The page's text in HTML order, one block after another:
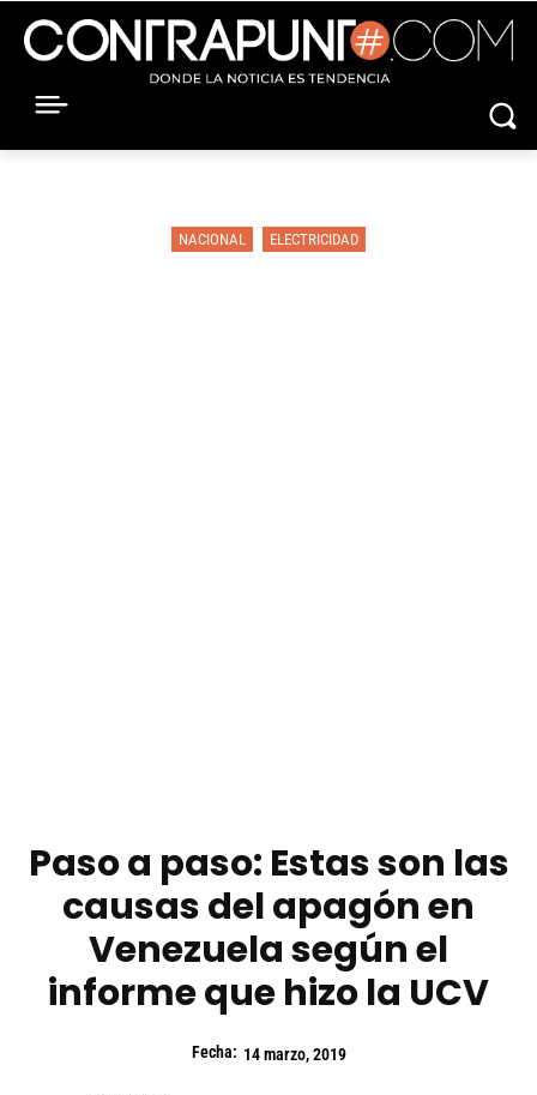
NACIONAL ELECTRICIDAD
Paso a paso: Estas son las
causas del apagón en
Venezuela según el
informe que hizo la UCV
Fecha: 14 marzo, 2019